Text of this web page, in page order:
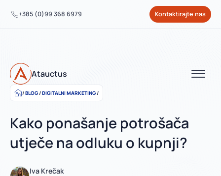
+385 (0)99 368 6979 Kontaktirajte nas
Atauctus
BLOG/DIGITALNI MARKETING/
Kako ponašanje potrošača
utječe na odluku o kupnji?
Iva Krečak